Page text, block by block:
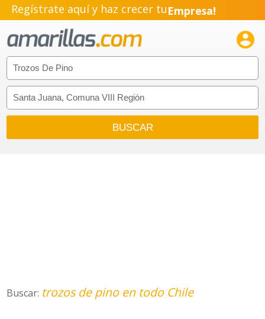
Regístrate aquí y haz crecer tuEmpresa!
Pyme!
Emprendimiento!

Buscar: trozos de pino en todo Chile